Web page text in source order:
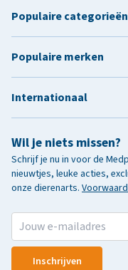
Wil je niets missen?
Schrijf je nu in voor de
nieuwtjes, leuke acties,
onze dierenarts.
Inschrijven
Populaire categorieën
Populaire merken
Internationaal